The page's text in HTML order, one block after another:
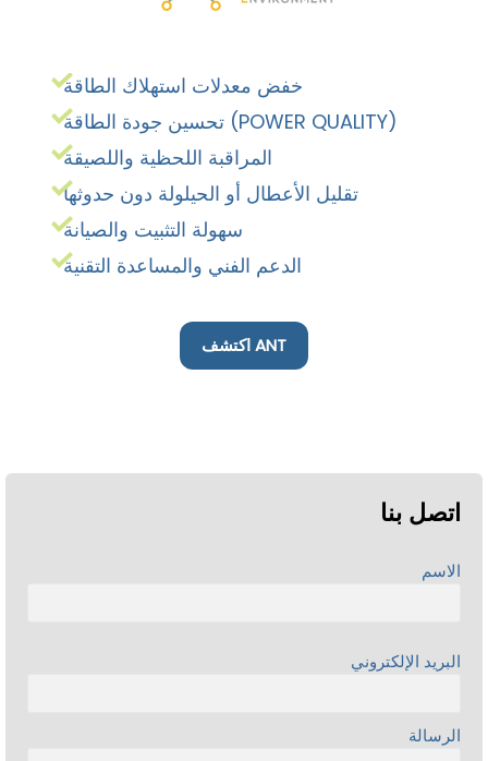
خفض معدلات استهلاك الطاقة
تحسين جودة الطاقة (POWER QUALITY)
المراقبة اللحظية واللصيقة
تقليل الأعطال أو الحيلولة دون حدوثها
سهولة التثبيت والصيانة
الدعم الفني والمساعدة التقنية
اكتشف ANT
اتصل بنا
الاسم
البريد الإلكتروني
الرسالة